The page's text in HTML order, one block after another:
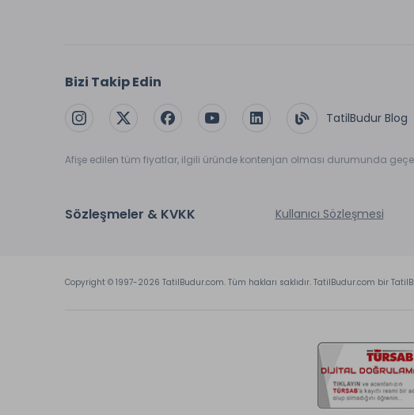
Bizi Takip Edin
TatilBudur Blog
Afişe edilen tüm fiyatlar, ilgili üründe kontenjan olması durumunda
Sözleşmeler & KVKK Kullanıcı Sözleşmesi
Copyright © 1997-2026 TatilBudur.com. Tüm hakları saklıdır. TatilBudur.com bir